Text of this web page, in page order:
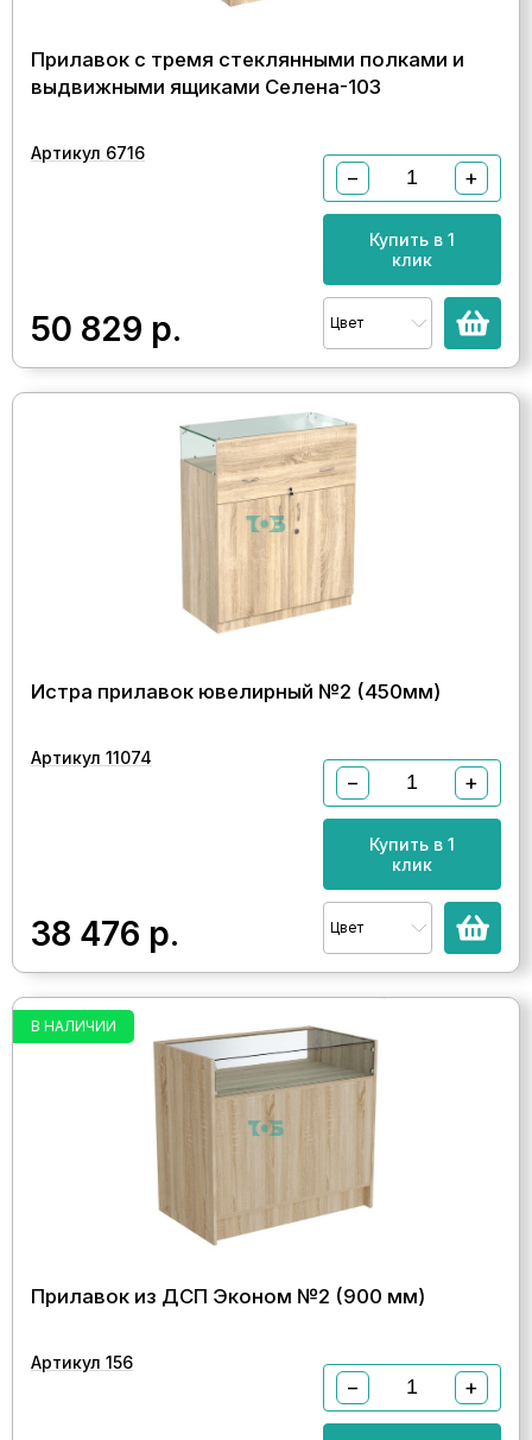
Прилавок с тремя стеклянными полками и
выдвижными ящиками Селена-103
Артикул 6716
50 829 р.
− +
Купить в 1
клик
Цвет
Истра прилавок ювелирный №2 (450мм)
Артикул 11074
38 476 р.
− +
Купить в 1
клик
Цвет
В НАЛИЧИИ
Прилавок из ДСП Эконом №2 (900 мм)
Артикул 156
− +